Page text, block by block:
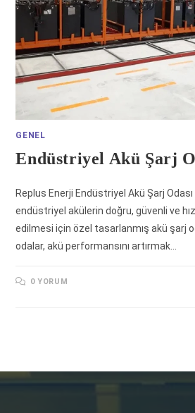
GENEL
Endüstriyel Akü Şarj
Replus Enerji Endüstriyel Akü Şarj
endüstriyel akülerin doğru, güvenli ve
edilmesi için özel tasarlanmış akü şarj
odalar, akü performansını artırmak…
0 YORUM